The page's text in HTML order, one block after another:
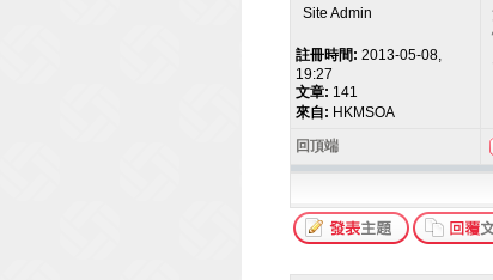
Site Admin
註冊時間: 2013-05-08,
19:27
文章: 141
來自: HKMSOA
回頂端